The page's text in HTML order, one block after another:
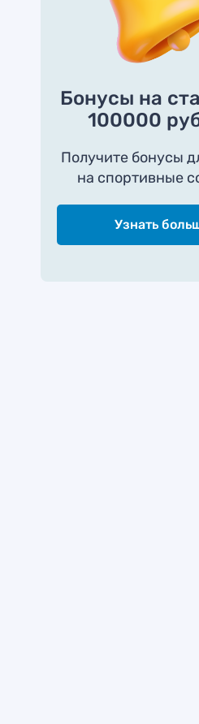
Бонусы на
100000
Получите бонусы
на спортивные
Узнать